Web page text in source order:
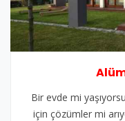
Bir evde mi
için çözümler mi